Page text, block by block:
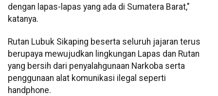
dengan lapas-lapas yang ada di Sumatera Barat,"
katanya.
Rutan Lubuk Sikaping beserta seluruh jajaran terus
berupaya mewujudkan lingkungan Lapas dan Rutan
yang bersih dari penyalahgunaan Narkoba serta
penggunaan alat komunikasi ilegal seperti
handphone.